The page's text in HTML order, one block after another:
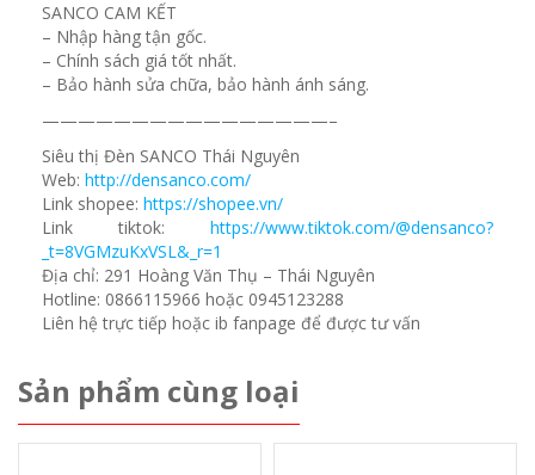
SANCO CAM KẾT
– Nhập hàng tận gốc.
– Chính sách giá tốt nhất.
– Bảo hành sửa chữa, bảo hành ánh sáng.
————————————————–
Siêu thị Đèn SANCO Thái Nguyên
Web: http://densanco.com/
Link shopee: https://shopee.vn/
Link tiktok: https://www.tiktok.com/@densanco?
_t=8VGMzuKxVSL&_r=1
Địa chỉ: 291 Hoàng Văn Thụ – Thái Nguyên
Hotline: 0866115966 hoặc 0945123288
Liên hệ trực tiếp hoặc ib fanpage để được tư vấn
Sản phẩm cùng loại